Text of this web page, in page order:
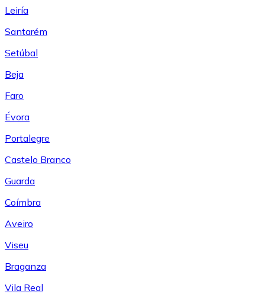
Leiría
Santarém
Setúbal
Beja
Faro
Évora
Portalegre
Castelo Branco
Guarda
Coímbra
Aveiro
Viseu
Braganza
Vila Real